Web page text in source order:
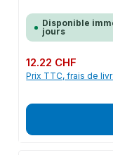
Disponible
jours
Prix régulier :
12.22 CHF
Prix TTC, frais de